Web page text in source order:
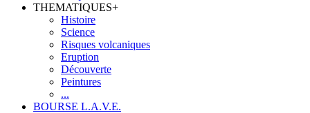
THEMATIQUES+
Histoire
Science
Risques volcaniques
Eruption
Découverte
Peintures
...
BOURSE L.A.V.E.